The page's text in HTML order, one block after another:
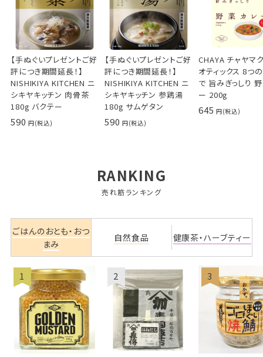
【手ぬぐいプレゼントご好
評につき期間延長！】
NISHIKIYA KITCHEN ニ
シキヤキッチン 肉骨茶
180g バクテー
590
【手ぬぐいプレゼントご好
評につき期間延長！】
NISHIKIYA KITCHEN ニ
シキヤキッチン 参鶏湯
180g サムゲタン
590
CHAYA チャヤマ
オティックス 8つ
で 旨みぎっしり
ー 200g
645
RANKING
売れ筋ランキング
ごはんのおとも・おつ
まみ
自然食品 健康茶・ハーブティー